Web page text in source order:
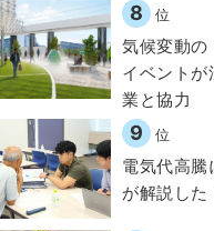
8 位
気候変動の
イベントが
業と協力
9 位
電気代高騰
が解説した